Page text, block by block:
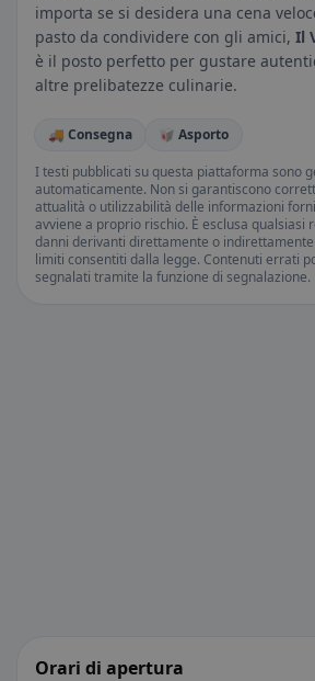
importa se si desidera una cena
pasto da condividere con gli amici, Il
è il posto perfetto per gustare
altre prelibatezze culinarie.
🚚 Consegna
🥡 Asporto
I testi pubblicati su questa piattaforma sono
automaticamente. Non si garantiscono
attualità o utilizzabilità delle informazioni
avviene a proprio rischio. È esclusa qualsiasi
danni derivanti direttamente o indirettamente
limiti consentiti dalla legge. Contenuti errati
segnalati tramite la funzione di segnalazione.
Orari di apertura